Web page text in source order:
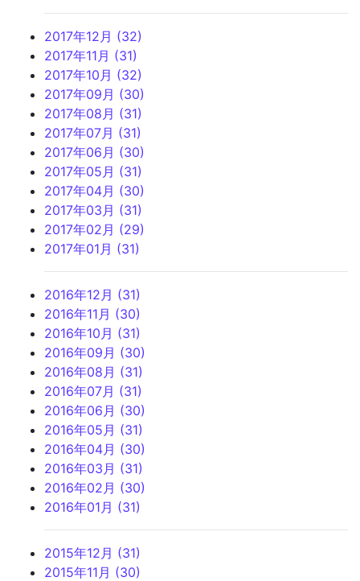
2017年12月 (32)
2017年11月 (31)
2017年10月 (32)
2017年09月 (30)
2017年08月 (31)
2017年07月 (31)
2017年06月 (30)
2017年05月 (31)
2017年04月 (30)
2017年03月 (31)
2017年02月 (29)
2017年01月 (31)
2016年12月 (31)
2016年11月 (30)
2016年10月 (31)
2016年09月 (30)
2016年08月 (31)
2016年07月 (31)
2016年06月 (30)
2016年05月 (31)
2016年04月 (30)
2016年03月 (31)
2016年02月 (30)
2016年01月 (31)
2015年12月 (31)
2015年11月 (30)